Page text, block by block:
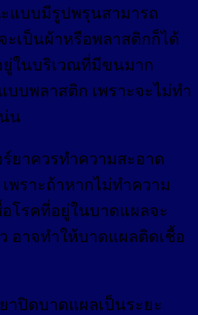
แบบมีรูปพรุนสามารถ
ะเป็นผ้าหรือพลาสติกก็ได้
ในบริเวณที่มีขนมาก
บบพลาสติก เพราะจะไม่ทำ
น
ยาควรทำความสะอาด
พราะถ้าหากไม่ทำความ
โรคที่อยู่ในบาดแผลจะ
อาจทำให้บาดแผลติดเชื้อ
าปิดบาดแผลเป็นระยะ